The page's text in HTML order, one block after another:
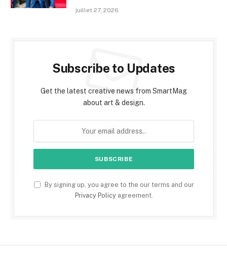
juillet 27, 2026
Subscribe to Updates
Get the latest creative news from SmartMag
about art & design.
By signing up, you agree to the our terms and our
Privacy Policyagreement.